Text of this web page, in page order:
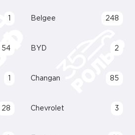
Belgee 248
54 BYD 2
Changan 85
28 Chevrolet 3